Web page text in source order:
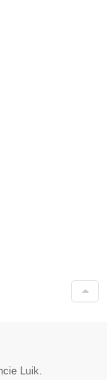
Luik.